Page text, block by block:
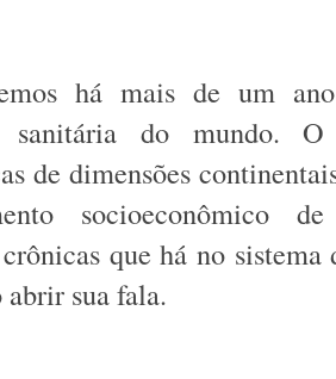
há mais de um
sanitária do mundo.
de dimensões
socioeconômico
que há no sistema
sua fala.